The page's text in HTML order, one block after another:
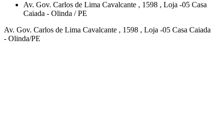
Av. Gov. Carlos de Lima Cavalcante , 1598 , Loja -05 Casa
Caiada - Olinda /PE
Av. Gov. Carlos de Lima Cavalcante , 1598 , Loja -05 Casa Caiada
- Olinda/PE